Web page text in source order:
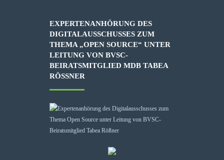
EXPERTENANHÖRUNG DES
DIGITALAUSSCHUSSES ZUM
THEMA „OPEN SOURCE“ UNTER
LEITUNG VON BVSC-
BEIRATSMITGLIED MDB TABEA
RÖSSNER